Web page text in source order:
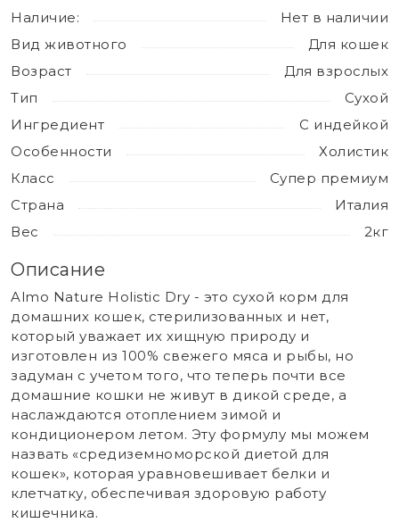
Наличие:
Нет в наличии
Вид животного
Для кошек
Возраст
Для взрослых
Тип
Сухой
Ингредиент
С индейкой
Особенности
Холистик
Класс
Супер премиум
Страна
Италия
Вес
2кг
Описание
Almo Nature Holistic Dry - это сухой корм для
домашних кошек, стерилизованных и нет,
который уважает их хищную природу и
изготовлен из 100% свежего мяса и рыбы, но
задуман с учетом того, что теперь почти все
домашние кошки не живут в дикой среде, а
наслаждаются отоплением зимой и
кондиционером летом. Эту формулу мы можем
назвать «средиземноморской диетой для
кошек», которая уравновешивает белки и
клетчатку, обеспечивая здоровую работу
кишечника.